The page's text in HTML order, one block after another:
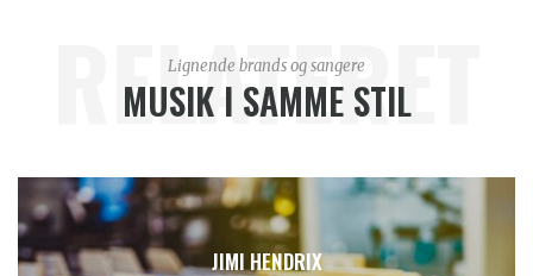
RELATERET
Lignende brands og sangere
MUSIK I SAMME STIL
JIMI HENDRIX